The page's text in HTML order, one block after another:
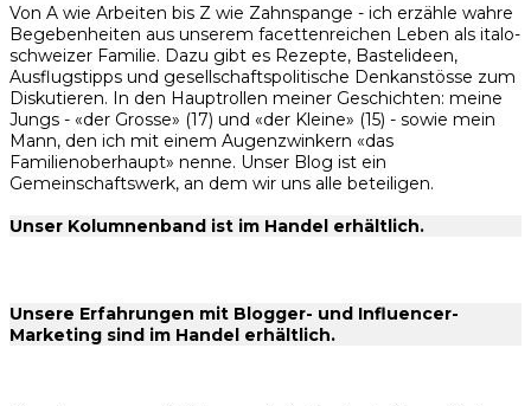
Von A wie Arbeiten bis Z wie Zahnspange - ich erzähle wahre
Begebenheiten aus unserem facettenreichen Leben als italo-
schweizer Familie. Dazu gibt es Rezepte, Bastelideen,
Ausflugstipps und gesellschaftspolitische Denkanstösse zum
Diskutieren. In den Hauptrollen meiner Geschichten: meine
Jungs - «der Grosse» (17) und «der Kleine» (15) - sowie mein
Mann, den ich mit einem Augenzwinkern «das
Familienoberhaupt» nenne. Unser Blog ist ein
Gemeinschaftswerk, an dem wir uns alle beteiligen.
Unser Kolumnenband ist im Handel erhältlich.
Unsere Erfahrungen mit Blogger- und Influencer-
Marketing sind im Handel erhältlich.